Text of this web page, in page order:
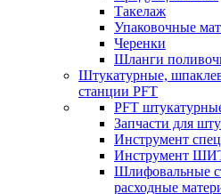
Такелаж
Упаковочные
Черенки
Шланги
Штукатурные,
станции PFT
PFT
Запчасти для
Инструмент
Инструмент
Шлифовальные
расходные